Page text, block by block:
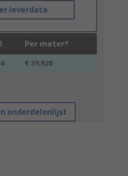
leverdata
Per meter*
€ 39,928
onderdelenlijst